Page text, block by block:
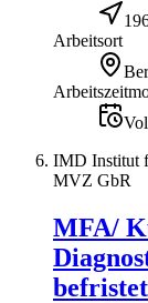
Arbeitsort
IMD Institut
MVZ GbR
MFA/
befristet